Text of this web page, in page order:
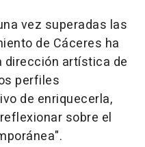
vez superadas las
de Cáceres ha
dirección artística de
perfiles
de enriquecerla,
sobre el